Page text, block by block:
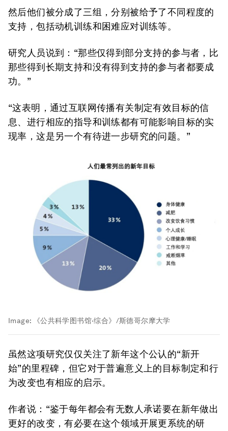
然后他们被分成了三组，分别被给予了不同程度的
支持，包括动机训练和困难应对训练等。
研究人员说到：“那些仅得到部分支持的参与者，比
那些得到长期支持和没有得到支持的参与者都要成
功。”
“这表明，通过互联网传播有关制定有效目标的信
息、进行相应的指导和训练都有可能影响目标的实
现率，这是另一个有待进一步研究的问题。”
Image: 《公共科学图书馆·综合》/斯德哥尔摩大学
虽然这项研究仅仅关注了新年这个公认的“新开
始”的里程碑，但它对于普遍意义上的目标制定和行
为改变也有相应的启示。
作者说：“鉴于每年都会有无数人承诺要在新年做出
更好的改变，有必要在这个领域开展更系统的研